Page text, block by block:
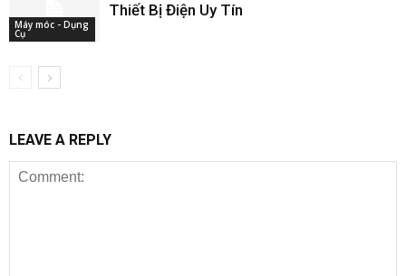
Máy móc - Dụng
Cụ
Thiết Bị Điện Uy Tín
LEAVE A REPLY